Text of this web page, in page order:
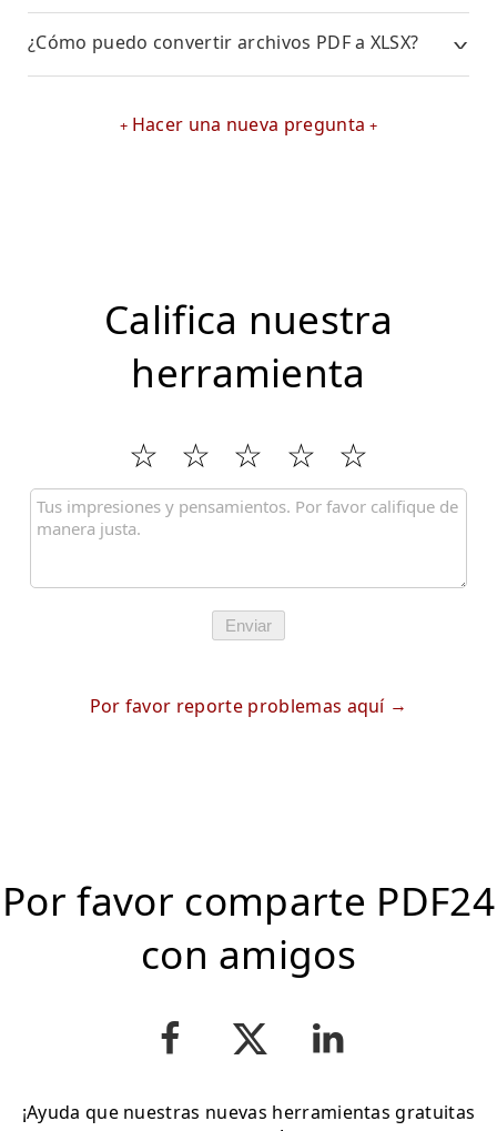
¿Cómo puedo convertir archivos PDF a XLSX?
Hacer una nueva pregunta
Califica nuestra
herramienta
Enviar
Por favor reporte problemas aquí
Por favor comparte PDF24
con amigos
¡Ayuda que nuestras nuevas herramientas gratuitas